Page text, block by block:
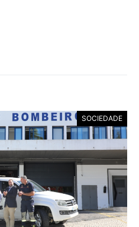
SOCIEDADE